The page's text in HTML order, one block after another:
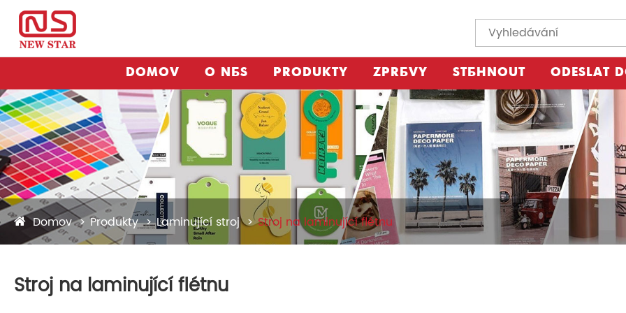
DOMOV O NÁS PRODUKTY ZPRÁVY STÁHNOUT ODESLAT
Domov Produkty Laminující stroj Stroj na laminující flétnu
Stroj na laminující flétnu